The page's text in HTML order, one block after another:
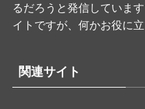
るだろうと発信していま
イトですが、何かお役に
関連サイト